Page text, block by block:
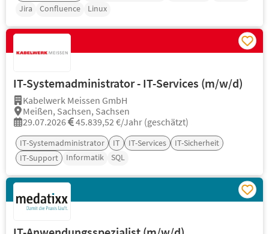
Jira
Confluence Linux
IT-Systemadministrator - IT-Services (m/w/d)
Kabelwerk Meissen GmbH
Meißen, Sachsen, Sachsen
29.07.2026
45.839,52 €/Jahr (geschätzt)
IT-Systemadministrator IT IT-Services
IT-Sicherheit
IT-Support
Informatik SQL